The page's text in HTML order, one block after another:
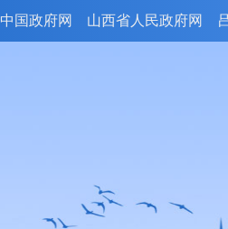
中国政府网 山西省人民政府网